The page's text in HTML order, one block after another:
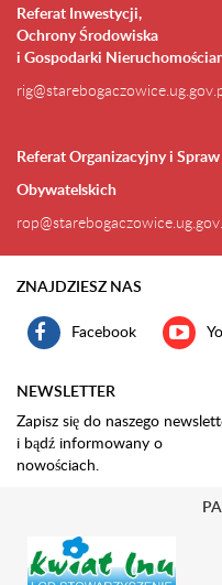
Referat Inwestycji,
Ochrony Środowiska
i Gospodarki
Referat Organizacyjny i Spraw
Obywatelskich
ZNAJDZIESZ NAS
Facebook
NEWSLETTER
Zapisz się do naszego
i bądź informowany o
nowościach.